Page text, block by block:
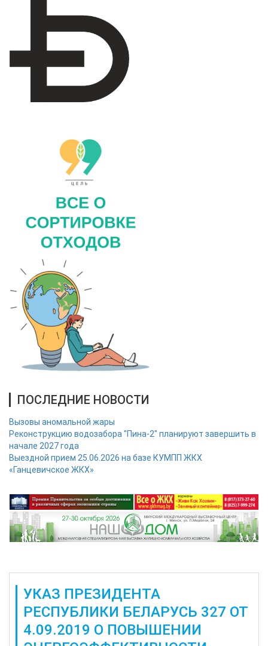
ПОСЛЕДНИЕ НОВОСТИ
Вызовы аномальной жары
Реконструкцию водозабора "Пина-2" планируют завершить в
начале 2027 года
Выездной прием 25.06.2026 на базе КУМПП ЖКХ
«Ганцевичское ЖКХ»
УКАЗ ПРЕЗИДЕНТА
РЕСПУБЛИКИ БЕЛАРУСЬ 327 ОТ
4.09.2019 О ПОВЫШЕНИИ